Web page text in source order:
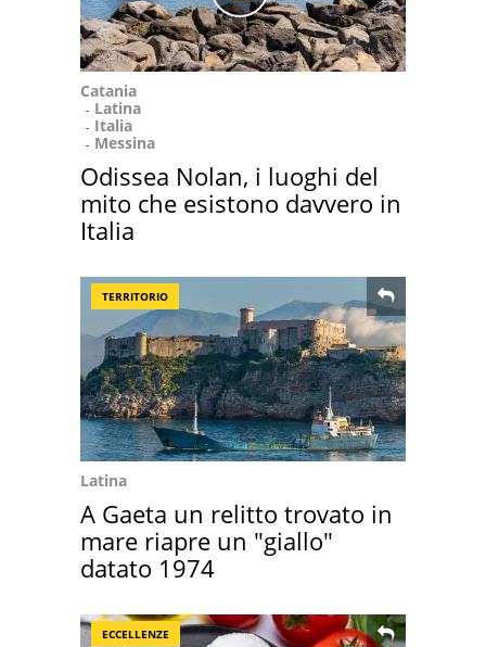
Catania
Latina
Italia
Messina
Odissea Nolan, i luoghi del
mito che esistono davvero in
Italia
TERRITORIO
Latina
A Gaeta un relitto trovato in
mare riapre un "giallo"
datato 1974
ECCELLENZE